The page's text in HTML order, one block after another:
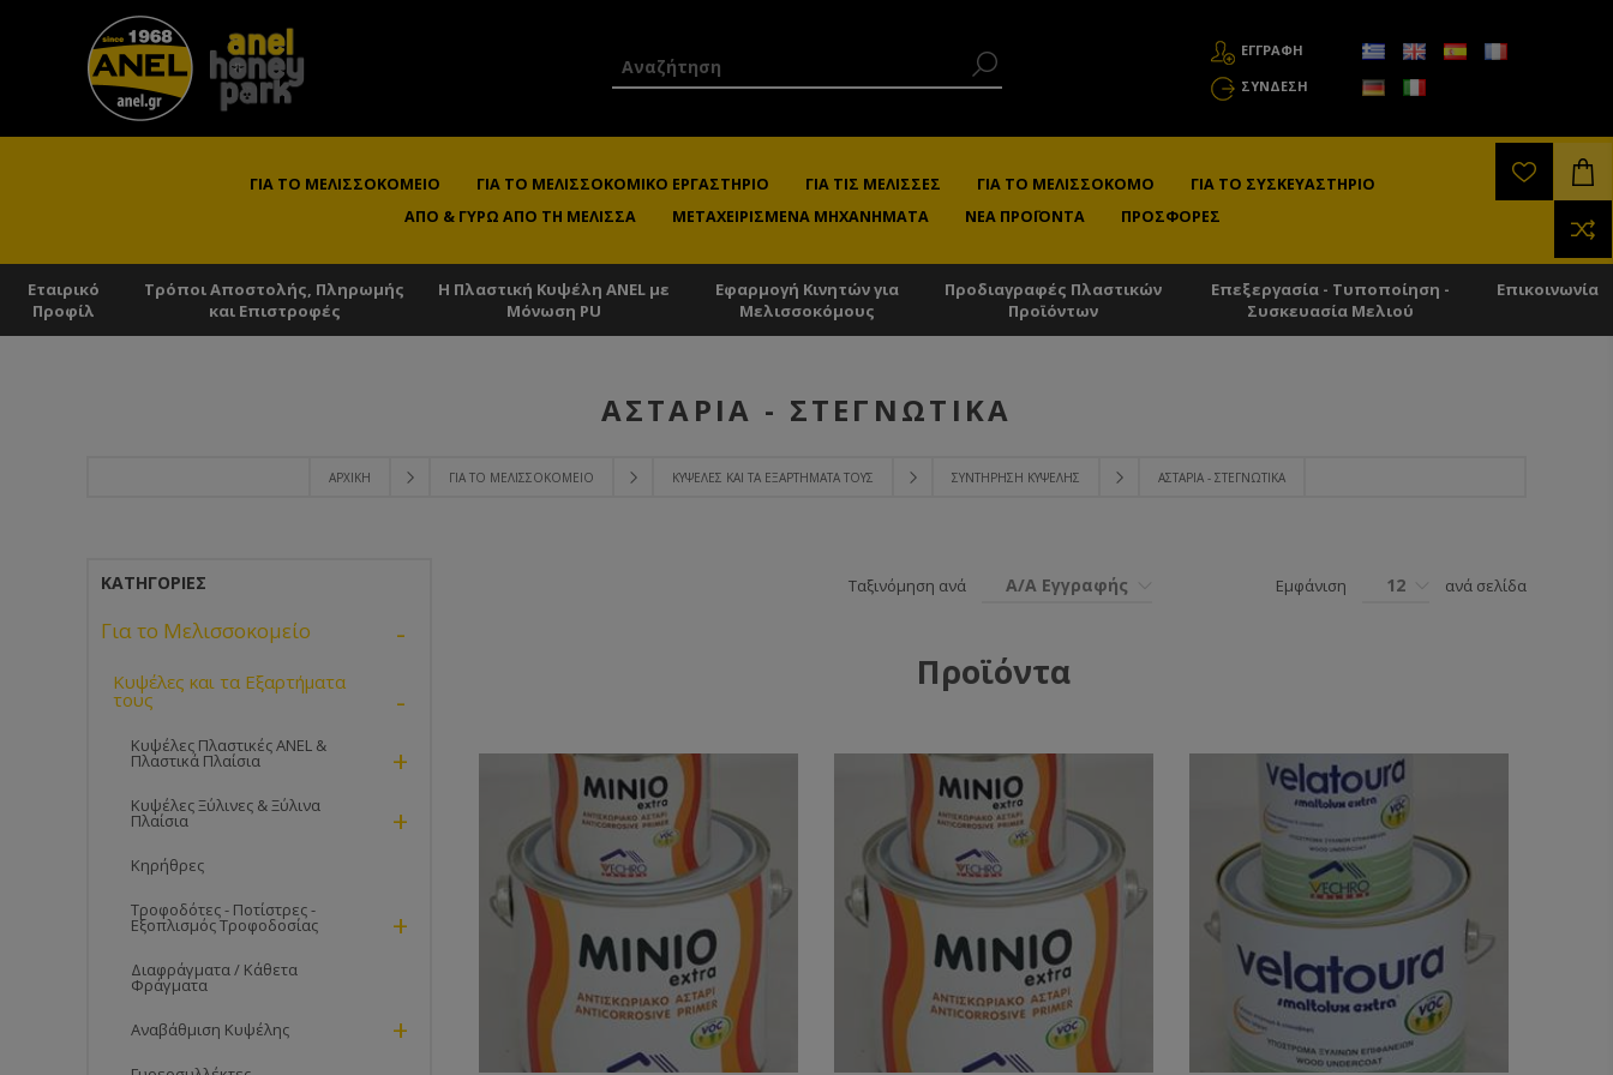
ΕΓΓΡΑΦΗ
ΣΎΝΔΕΣΗ
ΓΙΑ ΤΟ ΜΕΛΙΣΣΟΚΟΜΕΊΟ ΓΙΑ ΤΟ ΜΕΛΙΣΣΟΚΟΜΙΚΌ ΕΡΓΑΣΤΉΡΙΟ ΓΙΑ ΤΙΣ ΜΈΛΙΣΣΕΣ ΓΙΑ ΤΟ ΜΕΛΙΣΣΟΚΌΜΟ
ΓΙΑ ΤΟ ΣΥΣΚΕΥΑΣΤΉΡΙΟ
ΑΠΌ & ΓΎΡΩ ΑΠΌ ΤΗ ΜΈΛΙΣΣΑ
ΜΕΤΑΧΕΙΡΙΣΜΈΝΑ ΜΗΧΑΝΉΜΑΤΑ ΝΈΑ ΠΡΟΪΌΝΤΑ ΠΡΟΣΦΟΡΈΣ
Εταιρικό
Προφίλ
Τρόποι Αποστολής, Πληρωμής
και Επιστροφές
Η Πλαστική Κυψέλη ANEL με
Μόνωση PU
Εφαρμογή Κινητών για
Μελισσοκόμους
Προδιαγραφές Πλαστικών
Προϊόντων
Επεξεργασία - Τυποποίηση -
Συσκευασία Μελιού
Επικοινωνία
ΑΡΧΙΚΉ ΓΙΑ ΤΟ ΜΕΛΙΣΣΟΚΟΜΕΊΟ ΚΥΨΈΛΕΣ ΚΑΙ ΤΑ ΕΞΑΡΤΉΜΑΤΑ ΤΟΥΣ ΣΥΝΤΉΡΗΣΗ ΚΥΨΈΛΗΣ ΑΣΤΆΡΙΑ - ΣΤΕΓΝΩΤΙΚΆ
ΑΣΤΆΡΙΑ - ΣΤΕΓΝΩΤΙΚΆ
Ταξινόμηση ανά Α/Α Εγγραφής Εμφάνιση 12 ανά σελίδα
Προϊόντα
ΚΑΤΗΓΟΡΊΕΣ
Για το Μελισσοκομείο -
Κυψέλες και τα Εξαρτήματα
τους -
Κυψέλες Πλαστικές ANEL &
Πλαστικά Πλαίσια +
Κυψέλες Ξύλινες & Ξύλινα
Πλαίσια +
Κηρήθρες
Τροφοδότες - Ποτίστρες -
Εξοπλισμός Τροφοδοσίας +
Διαφράγματα / Κάθετα
Φράγματα
Αναβάθμιση Κυψέλης +